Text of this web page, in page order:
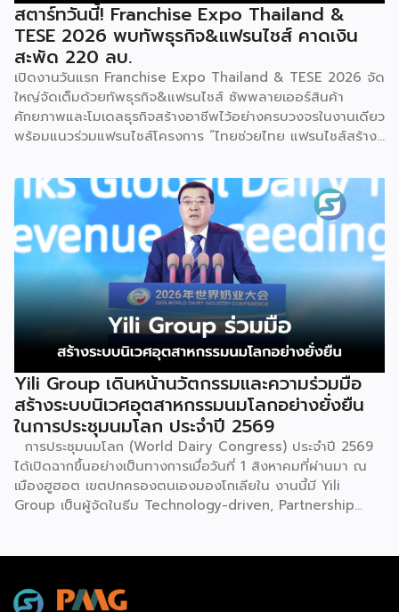
สตาร์ทวันนี้! Franchise Expo Thailand &
TESE 2026 พบทัพธุรกิจ&แฟรนไชส์ คาดเงิน
สะพัด 220 ลบ.
เปิดงานวันแรก Franchise Expo Thailand & TESE 2026 จัด
ใหญ่จัดเต็มด้วยทัพธุรกิจ&แฟรนไชส์ ซัพพลายเออร์สินค้า
ศักยภาพและโมเดลธุรกิจสร้างอาชีพไว้อย่างครบวงจรในงานเดียว
พร้อมแนวร่วมแฟรนไชส์โครงการ “ไทยช่วยไทย แฟรนไชส์สร้าง
รวมกว่า 250 บูธ บนพื้นที่ 15,000 ตารางเมตร หวังเป็นทาง
เลือกสร้างรายได้เพิ่มและพยุงเศรษฐกิจไทยให้ฟื้นตัว เสิร์ฟครบ
จบในงานด้วยสินเชื่อ และทำเลทองทั่วประเทศ พร้อมเสวนาให้
ความรู้โดยผู้ทรงคุณวุฒิคับคั่ง และกิจกรรมเจรจาจับคู่ธุรกิจทั้งใน
และต่างประเทศ งานจัดต่อเนื่องระหว่างวันที่ 6-9 สิงหาคมนี้ ที่
ฮอลล์ 6-8 อิมแพ็คเมืองทองธานี คาดเม็ดเงินสะพัดในงานราว
220 ล้านบาท นายพูนพงษ์ นัยนาภากรณ์ อธิบดีกรมพัฒนา
ธุรกิจการค้า กระทรวงพาณิชย์ กล่าวว่า งาน ” Franchise Expo
Thailand & Thailand E-Commerce Selection Expo
(TESE 2026) เป็นเวทีแสดงธุรกิจแฟรนไชส์และโซลูชั่นส์แบบครบ
วงจร […]
Yili Group เดินหน้านวัตกรรมและความร่วมมือ
สร้างระบบนิเวศอุตสาหกรรมนมโลกอย่างยั่งยืน
ในการประชุมนมโลก ประจำปี 2569
การประชุมนมโลก (World Dairy Congress) ประจำปี 2569
ได้เปิดฉากขึ้นอย่างเป็นทางการเมื่อวันที่ 1 สิงหาคมที่ผ่านมา ณ
เมืองฮูฮอต เขตปกครองตนเองมองโกเลียใน งานนี้มี Yili
Group เป็นผู้จัดในธีม Technology-driven, Partnership
บริหารระดับสูงตลอดห่วงโซ่คุณค่าของอุตสาหกรรมนมทั่วโลก